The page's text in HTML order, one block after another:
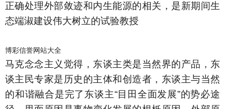
正确处理外部敛迹和内生能源的相关，是新期间生
态端淑建设伟大树立的试验教授
博彩信誉网站大全
马克念念主义觉得，东谈主类是当然界的产品，东
谈主民专家是历史的主体和创造者，东谈主与当然
的和谐融合是完了东谈主“目田全面发展”的势必途